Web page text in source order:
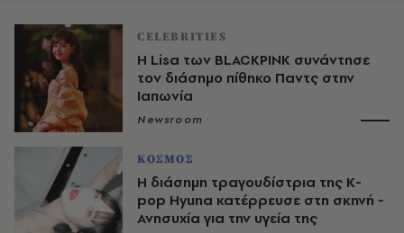
CELEBRITIES
Η Lisa των BLACKPINK συνάντησε
τον διάσημο πίθηκο Παντς στην
Ιαπωνία
Newsroom
ΚΟΣΜΟΣ
Η διάσημη τραγουδίστρια της K-
pop Hyuna κατέρρευσε στη σκηνή -
Ανησυχία για την υγεία της